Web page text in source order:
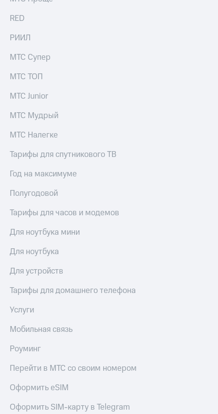
RED
РИИЛ
МТС Супер
МТС ТОП
МТС Junior
МТС Мудрый
МТС Налегке
Тарифы для спутникового ТВ
Год на максимуме
Полугодовой
Тарифы для часов и модемов
Для ноутбука мини
Для ноутбука
Для устройств
Тарифы для домашнего телефона
Услуги
Мобильная связь
Роуминг
Перейти в МТС со своим номером
Оформить eSIM
Оформить SIM-карту в Telegram